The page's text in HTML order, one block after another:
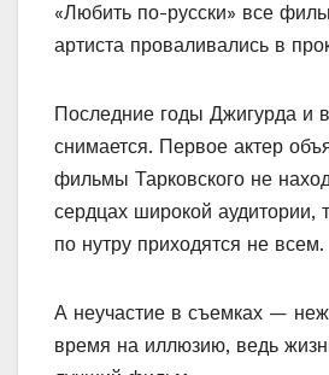
«Любить по-русски» все
артиста проваливались в
Последние годы Джигурда и
снимается. Первое актер
фильмы Тарковского не
сердцах широкой аудитории,
по нутру приходятся не всем.
А неучастие в съемках —
время на иллюзию, ведь